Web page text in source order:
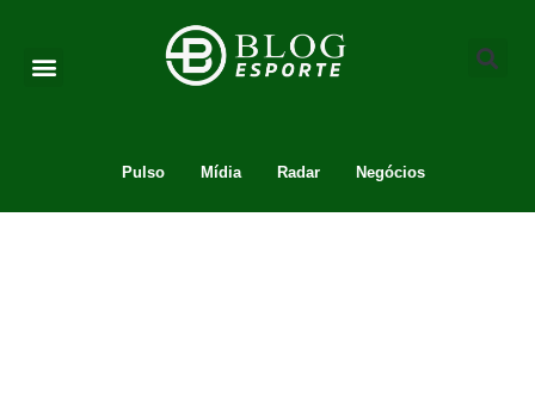
Pulso Mídia Radar Negócios